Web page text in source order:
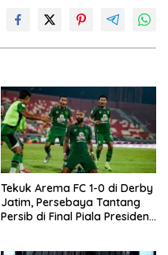
Tekuk Arema FC 1-0 di Derby
Jatim, Persebaya Tantang
Persib di Final Piala Presiden